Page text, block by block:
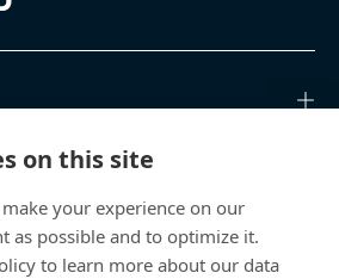
on this site
your experience on our
as possible and to optimize it.
to learn more about our data